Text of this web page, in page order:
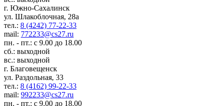
г. Южно-Сахалинск
ул. Шлакоблочная, 28а
тел.: 8 (4242) 77-22-33
mail: 772233@cs27.ru
пн. - пт.: с 9.00 до 18.00
сб.: выходной
вс.: выходной
г. Благовещенск
ул. Раздольная, 33
тел.: 8 (4162) 99-22-33
mail: 992233@cs27.ru
пн. - пт.: с 9.00 до 18.00